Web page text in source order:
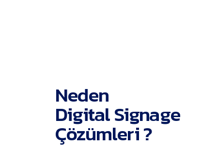
Neden
Digital Signage
Çözümleri ?